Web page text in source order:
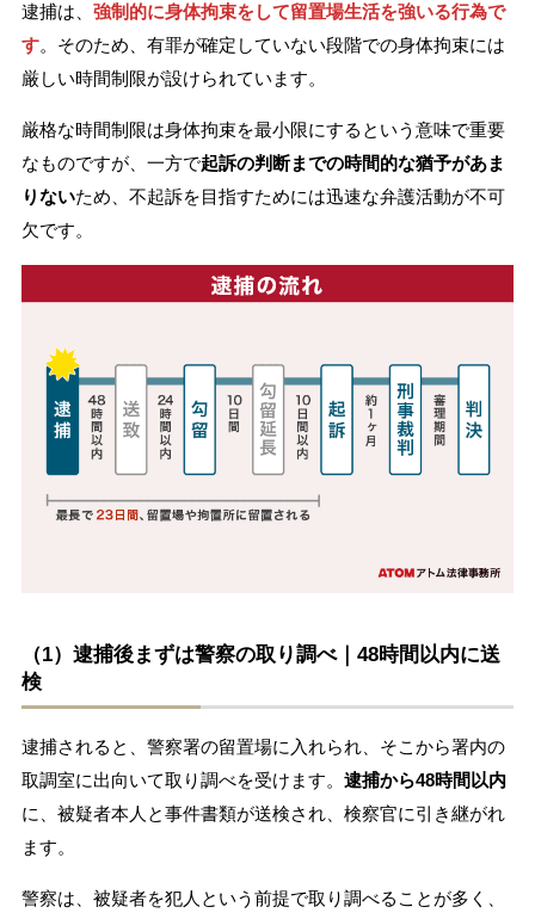
逮捕は、 強制的に身体拘束をして留置場生活を強いる行為で
す。そのため、有罪が確定していない段階での身体拘束には
厳しい時間制限が設けられています。
厳格な時間制限は身体拘束を最小限にするという意味で重要
なものですが、一方で起訴の判断までの時間的な猶予があま
りないため、不起訴を目指すためには迅速な弁護活動が不可
欠です。
（1）逮捕後まずは警察の取り調べ｜48時間以内に送
検
逮捕されると、警察署の留置場に入れられ、そこから署内の
取調室に出向いて取り調べを受けます。 逮捕から48時間以内
に、被疑者本人と事件書類が送検され、検察官に引き継がれ
ます。
警察は、被疑者を犯人という前提で取り調べることが多く、